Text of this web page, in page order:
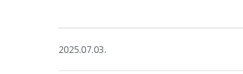
2025.07.03.